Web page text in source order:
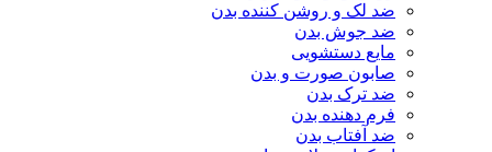
ضد لک و روشن کننده بدن
ضد جوش بدن
مایع دستشویی
صابون صورت و بدن
ضد ترک بدن
فرم دهنده بدن
ضد آفتاب بدن